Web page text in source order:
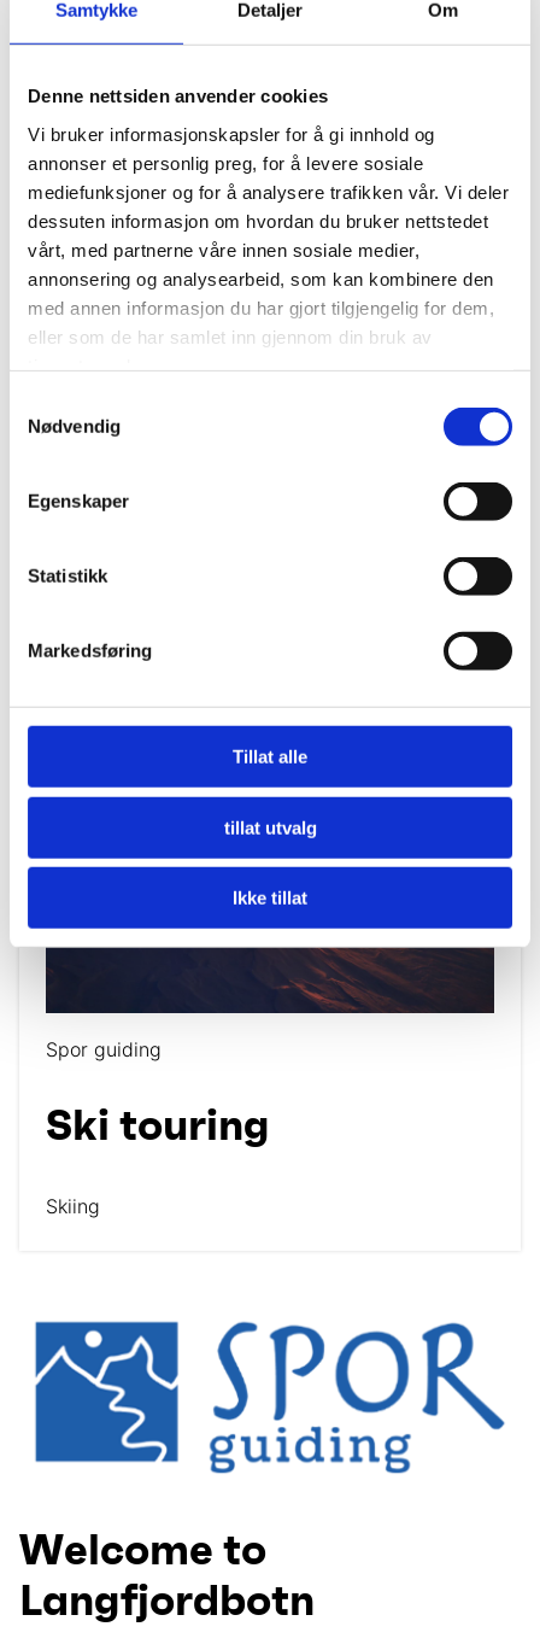
Samtykke Detaljer Om
Denne nettsiden anvender cookies
Vi bruker informasjonskapsler for å gi innhold og
annonser et personlig preg, for å levere sosiale
mediefunksjoner og for å analysere trafikken vår. Vi deler
dessuten informasjon om hvordan du bruker nettstedet
vårt, med partnerne våre innen sosiale medier,
annonsering og analysearbeid, som kan kombinere den
med annen informasjon du har gjort tilgjengelig for dem,
eller som de har samlet inn gjennom din bruk av
Nødvendig
Egenskaper
Statistikk
Markedsføring
Tillat alle
tillat utvalg
Ikke tillat
Spor guiding
Ski touring
Skiing
Welcome to
Langfjordbotn